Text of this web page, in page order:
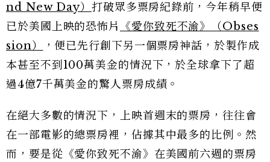
nd New Day） 打破眾多票房紀錄前，今年稍早便
已於美國上映的恐怖片 《愛你致死不渝》（Obses
sion）
，便已先行創下另一個票房神話，於製作成
本甚至不到100萬美金的情況下，於全球拿下了超
過4億7千萬美金的驚人票房成績。
在絕大多數的情況下，上映首週末的票房，往往會
在一部電影的總票房裡，佔據其中最多的比例。然
而，要是從《愛你致死不渝》在美國前六週的票房